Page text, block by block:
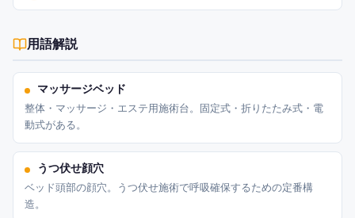
用語解説
マッサージベッド
整体・マッサージ・エステ用施術台。固定式・折りたたみ式・電
動式がある。
うつ伏せ顔穴
ベッド頭部の顔穴。うつ伏せ施術で呼吸確保するための定番構
造。